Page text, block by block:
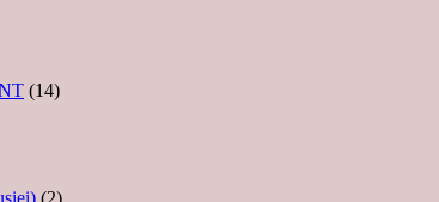
(14)
(2)